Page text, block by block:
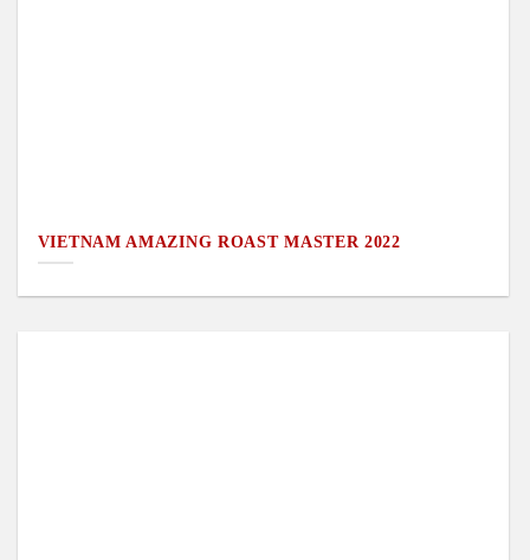
VIETNAM AMAZING ROAST MASTER 2022